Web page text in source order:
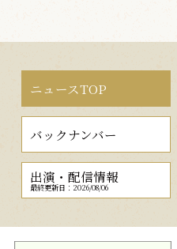
ニュースTOP
バックナンバー
出演・配信情報
最終更新日：2026/08/06